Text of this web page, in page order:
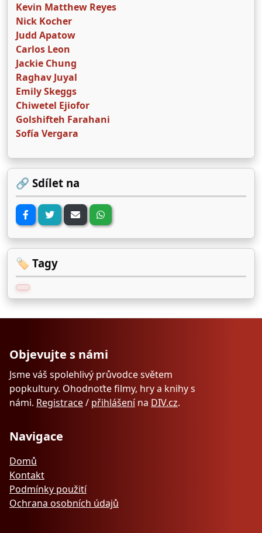
Kevin Matthew Reyes
Nick Kocher
Judd Apatow
Carlos Leon
Jackie Chung
Raghav Juyal
Emily Skeggs
Chiwetel Ejiofor
Golshifteh Farahani
Sofía Vergara
🔗 Sdílet na
🏷️ Tagy
Objevujte s námi
Jsme váš spolehlivý průvodce světem
popkultury. Ohodnoťte filmy, hry a knihy s
námi. Registrace/ přihlášenína DIV.cz.
Navigace
Domů
Kontakt
Podmínky použití
Ochrana osobních údajů